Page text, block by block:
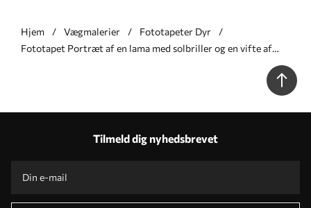
Hjem Vægmalerier
Fototapeter Dyr
Fototapet Portræt af en lama med solbriller og en vifte af
Tilmeld dig nyhedsbrevet